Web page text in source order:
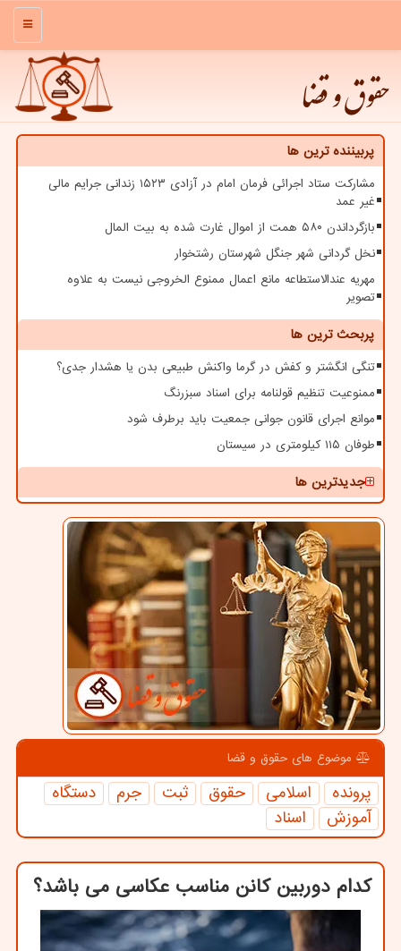
منو
حقوق و قضا
پربیننده ترین ها
مشارکت ستاد اجرائی فرمان امام در آزادی ۱۵۲۳ زندانی جرایم مالی
غیر عمد
بازگرداندن ۵۸۰ همت از اموال غارت شده به بیت المال
نخل گردانی شهر جنگل شهرستان رشتخوار
مهریه عندالاستطاعه مانع اعمال ممنوع الخروجی نیست به علاوه
تصویر
پربحث ترین ها
تنگی انگشتر و کفش در گرما واکنش طبیعی بدن یا هشدار جدی؟
ممنوعیت تنظیم قولنامه برای اسناد سبزرنگ
موانع اجرای قانون جوانی جمعیت باید برطرف شود
طوفان ۱۱۵ کیلومتری در سیستان
جدیدترین ها
موضوع های حقوق و قضا
پرونده اسلامی حقوق ثبت جرم
دستگاه
آموزش
اسناد
کدام دوربین کانن مناسب عکاسی می باشد؟